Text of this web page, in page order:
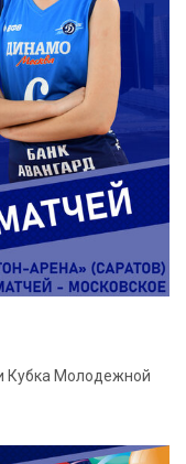
Кубка Молодежной